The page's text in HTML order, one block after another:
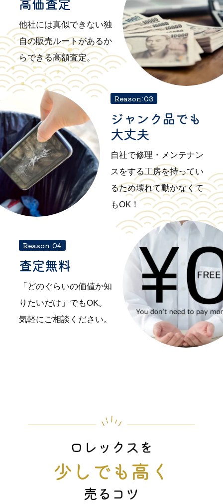
他社には真似できない独
自の販売ルートがあるか
らできる高額査定。
Reason:03
ジャンク品でも
大丈夫
自社で修理・メンテナン
スをする工房を持ってい
るため壊れて動かなくて
もOK！
Reason:04
査定無料
「どのぐらいの価値か知
りたいだけ」でもOK。
気軽にご相談ください。
ロレックスを
少しでも高く
売るコツ